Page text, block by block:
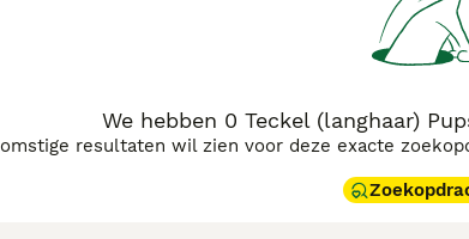
We hebben 0 Teckel (langhaar)
resultaten wil zien voor deze exacte